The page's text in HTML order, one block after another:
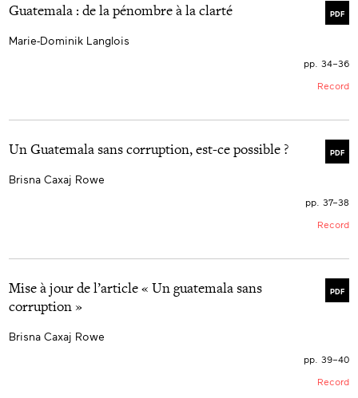
PDF
Guatemala : de la pénombre à la clarté
Marie-Dominik Langlois
pp. 34–36
Record
PDF
Un Guatemala sans corruption, est-ce possible ?
Brisna Caxaj Rowe
pp. 37–38
Record
PDF
Mise à jour de l’article « Un guatemala sans
corruption »
Brisna Caxaj Rowe
pp. 39–40
Record